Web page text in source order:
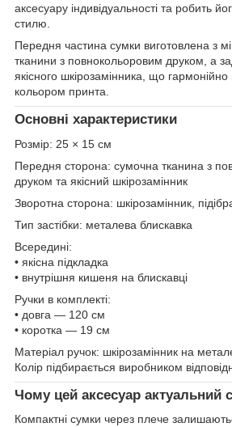
аксесуару індивідуальності та робить
стилю.
Передня частина сумки виготовлена з
тканини з повнокольоровим друком, а
якісного шкірозамінника, що гармонійно
кольором принта.
Основні характеристики
Розмір: 25 × 15 см
Передня сторона: сумочна тканина з
друком та якісний шкірозамінник
Зворотна сторона: шкірозамінник,
Тип застібки: металева блискавка
Всередині:
• якісна підкладка
• внутрішня кишеня на блискавці
Ручки в комплекті:
• довга — 120 см
• коротка — 19 см
Матеріал ручок: шкірозамінник на
Колір підбирається виробником
Чому цей аксесуар актуальний
Компактні сумки через плече